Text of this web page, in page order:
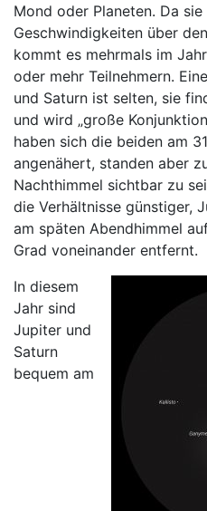
Mond oder Planeten. Da
Geschwindigkeiten über
kommt es mehrmals im
oder mehr Teilnehmern.
und Saturn ist selten, sie
und wird „große
haben sich die beiden am
angenähert, standen aber
Nachthimmel sichtbar zu
die Verhältnisse günstiger,
am späten Abendhimmel
Grad voneinander entfernt.
In diesem
Jahr sind
Jupiter und
Saturn
bequem am